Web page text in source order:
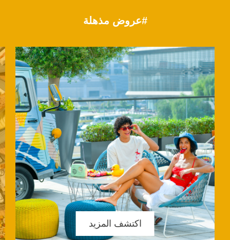
سيُضفي وسط مدينة دبي، العاصمة الثقافية للمدينة، لمسةً من
الذوق الفاخر على مأكولاتك المتنوعة في ذا بوليفارد؛ احصل على
مشترياتك الرائعة من دبي مول واستمتع بالأمسيات في دار دبي
أوبرا. للوصول إلى آفاقٍ جديدة لقضاء العطلات بين أطول برج
في العالم، تطلّع ببصرك إلى برج خليفة. بالإضافة إلى ذلك، لا
يبعد روڤ وسط المدينة سوى 5 دقائق فقط عن مركز دبي
التجاري العالمي، مركز المعارض الأكثر أهمية في المدينة.
#عروض مذهلة
اكتشف المزيد